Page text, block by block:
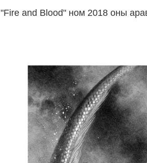
"Fire and Blood" ном 2018 оны